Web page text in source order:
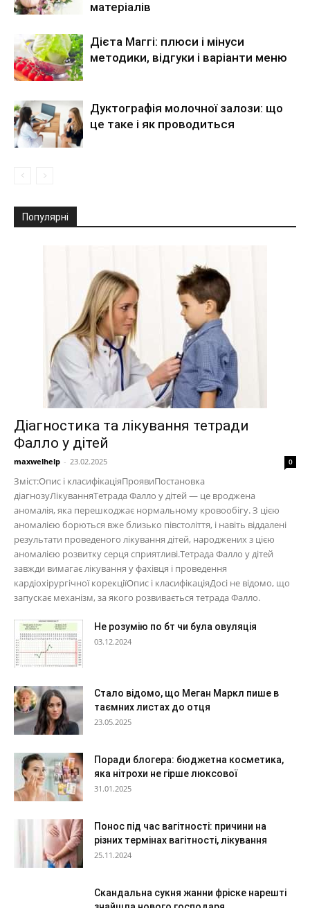
матеріалів
Дієта Маггі: плюси і мінуси
методики, відгуки і варіанти меню
Дуктографія молочної залози: що
це таке і як проводиться
Популярні
Діагностика та лікування тетради
Фалло у дітей
maxwelhelp - 23.02.2025 0
Зміст:Опис і класифікаціяПроявиПостановка
діагнозуЛікуванняТетрада Фалло у дітей — це вроджена
аномалія, яка перешкоджає нормальному кровообігу. З цією
аномалією борються вже близько півстоліття, і навіть віддалені
результати проведеного лікування дітей, народжених з цією
аномалією розвитку серця сприятливі.Тетрада Фалло у дітей
завжди вимагає лікування у фахівця і проведення
кардіохірургічної корекціїОпис і класифікаціяДосі не відомо, що
запускає механізм, за якого розвивається тетрада Фалло.
Не розумію по бт чи була овуляція
03.12.2024
Стало відомо, що Меган Маркл пише в
таємних листах до отця
23.05.2025
Поради блогера: бюджетна косметика,
яка нітрохи не гірше люксової
31.01.2025
Понос під час вагітності: причини на
різних термінах вагітності, лікування
25.11.2024
Скандальна сукня жанни фріске нарешті